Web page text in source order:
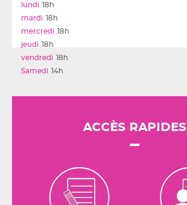
18h
18h
18h
18h
18h
14h
ACCÈS RAPIDES